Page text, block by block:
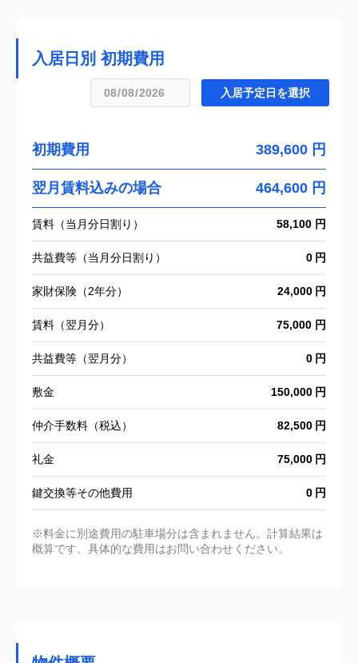
入居日別 初期費用
初期費用 389,600 円
翌月賃料込みの場合 464,600 円
賃料（当月分日割り） 58,100 円
共益費等（当月分日割り） 0
家財保険（2年分） 24,000
賃料（翌月分） 75,000 円
共益費等（翌月分） 0
敷金 150,000
仲介手数料（税込） 82,500
礼金 75,000
鍵交換等その他費用 0
※料金に別途費用の駐車場分は含まれません。計算結果は
概算です。具体的な費用はお問い合わせください。